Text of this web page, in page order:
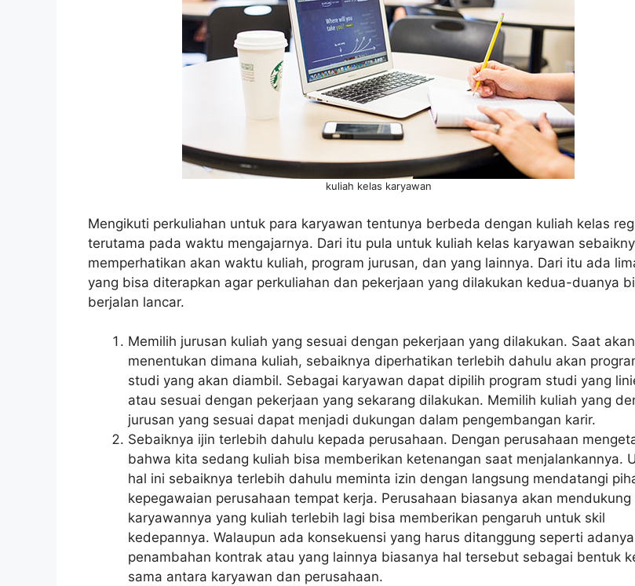
kuliah kelas karyawan
Mengikuti perkuliahan untuk para karyawan tentunya berbeda dengan kuliah kelas
terutama pada waktu mengajarnya. Dari itu pula untuk kuliah kelas karyawan
memperhatikan akan waktu kuliah, program jurusan, dan yang lainnya. Dari itu ada
yang bisa diterapkan agar perkuliahan dan pekerjaan yang dilakukan kedua-duanya
berjalan lancar.
Memilih jurusan kuliah yang sesuai dengan pekerjaan yang dilakukan. Saat akan
menentukan dimana kuliah, sebaiknya diperhatikan terlebih dahulu akan
studi yang akan diambil. Sebagai karyawan dapat dipilih program studi yang
atau sesuai dengan pekerjaan yang sekarang dilakukan. Memilih kuliah yang
jurusan yang sesuai dapat menjadi dukungan dalam pengembangan karir.
Sebaiknya ijin terlebih dahulu kepada perusahaan. Dengan perusahaan
bahwa kita sedang kuliah bisa memberikan ketenangan saat menjalankannya.
hal ini sebaiknya terlebih dahulu meminta izin dengan langsung mendatangi
kepegawaian perusahaan tempat kerja. Perusahaan biasanya akan mendukung
karyawannya yang kuliah terlebih lagi bisa memberikan pengaruh untuk skil
kedepannya. Walaupun ada konsekuensi yang harus ditanggung seperti adanya
penambahan kontrak atau yang lainnya biasanya hal tersebut sebagai bentuk
sama antara karyawan dan perusahaan.